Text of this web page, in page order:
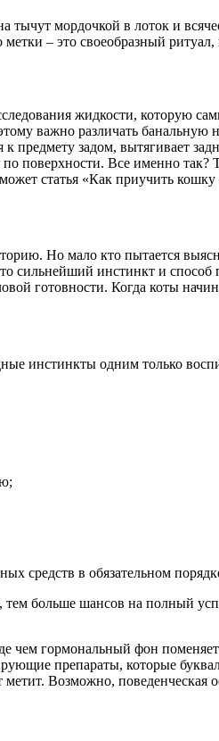
тычут мордочкой в лоток и
– это своеобразный
жидкости, которую
важно различать банальную
предмету задом, вытягивает
поверхности. Все именно так?
статья «Как приучить кошку
Но мало кто пытается
сильнейший инстинкт и
готовности. Когда коты
инстинкты одним только
средств в обязательном
больше шансов на полный
чем гормональный фон
препараты, которые
Возможно, поведенческая